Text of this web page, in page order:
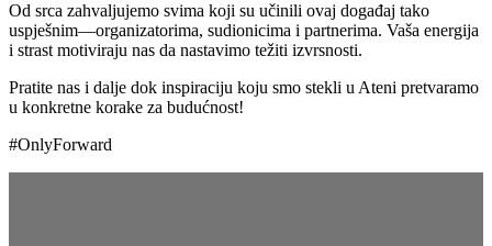
Od srca zahvaljujemo svima koji su učinili ovaj događaj tako
uspješnim—organizatorima, sudionicima i partnerima. Vaša energija
i strast motiviraju nas da nastavimo težiti izvrsnosti.
Pratite nas i dalje dok inspiraciju koju smo stekli u Ateni pretvaramo
u konkretne korake za budućnost!
#OnlyForward